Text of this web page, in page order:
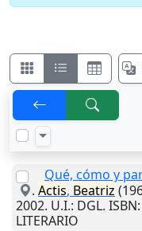
Qué, cómo y
. Actis, Beatriz
2002. U.I.: DGL.
LITERARIO